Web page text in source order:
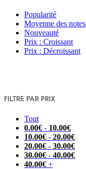
Popularité
Moyenne des notes
Nouveauté
Prix : Croissant
Prix : Décroissant
FILTRE PAR PRIX
Tout
0.00€ - 10.00€
10.00€ - 20.00€
20.00€ - 30.00€
30.00€ - 40.00€
40.00€ +